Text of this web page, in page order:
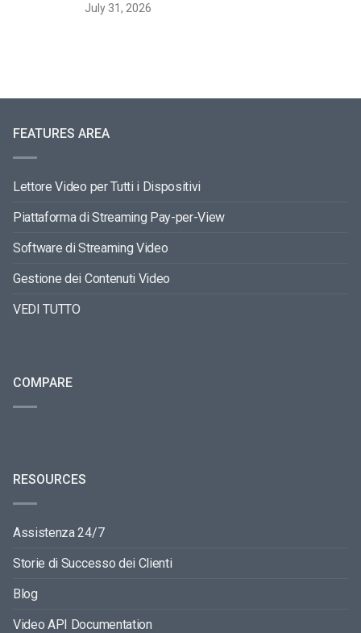
July 31, 2026
FEATURES AREA
Lettore Video per Tutti i Dispositivi
Piattaforma di Streaming Pay-per-View
Software di Streaming Video
Gestione dei Contenuti Video
VEDI TUTTO
COMPARE
RESOURCES
Assistenza 24/7
Storie di Successo dei Clienti
Blog
Video API Documentation